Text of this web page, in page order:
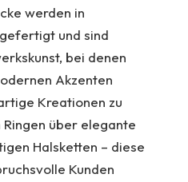
werden in
und sind
bei denen
Akzenten
Kreationen zu
über elegante
Halsketten – diese
Kunden